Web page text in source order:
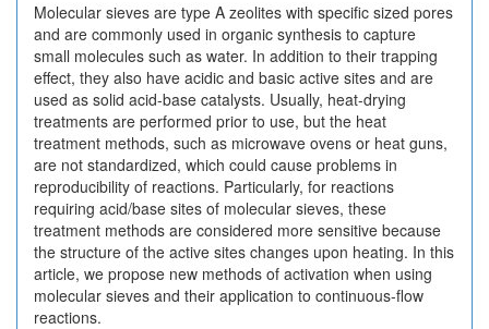
Molecular sieves are type A zeolites with specific sized pores
and are commonly used in organic synthesis to capture
small molecules such as water. In addition to their trapping
effect, they also have acidic and basic active sites and are
used as solid acid-base catalysts. Usually, heat-drying
treatments are performed prior to use, but the heat
treatment methods, such as microwave ovens or heat guns,
are not standardized, which could cause problems in
reproducibility of reactions. Particularly, for reactions
requiring acid/base sites of molecular sieves, these
treatment methods are considered more sensitive because
the structure of the active sites changes upon heating. In this
article, we propose new methods of activation when using
molecular sieves and their application to continuous-flow
reactions.